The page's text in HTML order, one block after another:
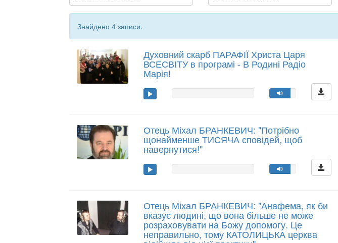
Знайдено 4 записи.
Духовний скарб ПАРАФІЇ Христа Царя
ВСЕСВІТУ в програмі - В Родині Радіо
Марія!
Отець Міхал БРАНКЕВИЧ: "Потрібно
щонайменше ТИСЯЧА сповідей, щоб
навернутися!"
Отець Міхал БРАНКЕВИЧ: "Анафема, як би
вказує людині, що вона більше не може
розраховувати на Божу допомогу. Це
неправильно, тому КАТОЛИЦЬКА церква